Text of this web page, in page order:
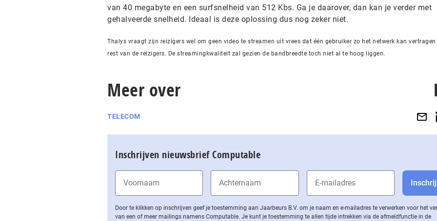
van 40 megabyte en een surfsnelheid van 512 Kbs. Ga je daarover, dan kan je verder met
gehalveerde snelheid. Ideaal is deze oplossing dus nog zeker niet.
Thalys vraagt zijn reizigers wel om geen video te streamen uit vrees dat één gebruiker zo het netwerk kan vertragen
rest van de reizigers. De streamingkwaliteit zal gezien de bandbreedte toch niet al te hoog liggen.
Meer over
TELECOM
Inschrijven nieuwsbrief Computable
Door te klikken op inschrijven geef je toestemming aan Jaarbeurs B.V. om je naam en e-mailadres te verwerken voor het
van een of meer mailings namens Computable. Je kunt je toestemming te allen tijde intrekken via de af­meld­func­tie in de